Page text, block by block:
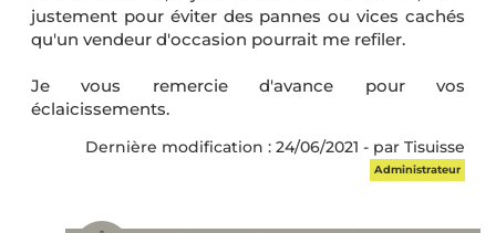
justement pour éviter des pannes ou vices cachés
qu'un vendeur d'occasion pourrait me refiler.
Je vous remercie d'avance pour vos
éclaicissements.
Dernière modification : 24/06/2021 - par Tisuisse
Administrateur